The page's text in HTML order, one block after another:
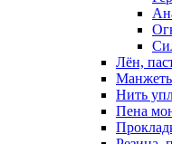
Лён,
Нить
Пена